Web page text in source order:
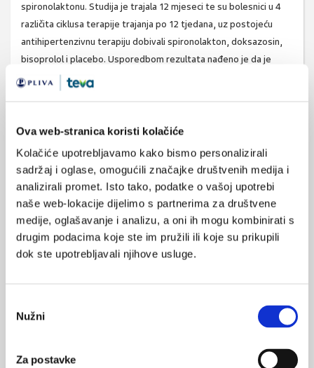
Ova web-stranica koristi kolačiće
Kolačiće upotrebljavamo kako bismo personalizirali
sadržaj i oglase, omogućili značajke društvenih medija i
analizirali promet. Isto tako, podatke o vašoj upotrebi
naše web-lokacije dijelimo s partnerima za društvene
medije, oglašavanje i analizu, a oni ih mogu kombinirati s
drugim podacima koje ste im pružili ili koje su prikupili
dok ste upotrebljavali njihove usluge.
pristanka
Nužni
Za postavke
spironolaktonu. Studija je trajala 12 mjeseci te su bolesnici u 4
različita ciklusa terapije trajanja po 12 tjedana, uz postojeću
antihipertenzivnu terapiju dobivali spironolakton, doksazosin,
bisoprolol i placebo. Usporedbom rezultata nađeno je da je
prosječno sniženje sistoličkog tlaka bilo značajnije uz primjenu
spironolaktona nego nakon primjene placeba (-8,7 mmHg),
Bubrežna denervacija
Kateterska bubrežna denervacija nova je minimalno invazivna
dodatna metoda liječenja rezistentne hipertenzije kojom se
smanjuje ukupni tonus simpatičkoga živčanog sustava
selektivnom ablacijom živčanih ogranaka u stijenci bubrežnih
arterija (16, 17). Opservacijske studije pokazale su da je riječ o
sigurnom i učinkovitom načinu redukcije ambulantnoga krvnog
opstruktivnu apneju u spavanju te znakove oštećenja ciljnih
laboratorij za kateterizaciju srca) pod kontrolom rendgena. U